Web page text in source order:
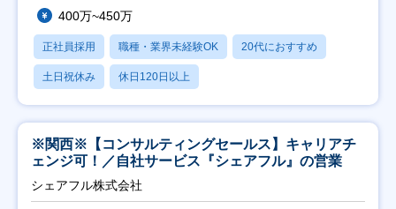
400万~450万
正社員採用 職種・業界未経験OK 20代におすすめ
土日祝休み 休日120日以上
※関西※【コンサルティングセールス】キャリアチ
ェンジ可！／自社サービス『シェアフル』の営業
シェアフル株式会社